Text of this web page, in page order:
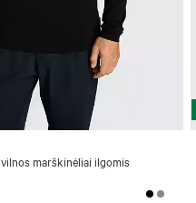
marškinėliai ilgomis